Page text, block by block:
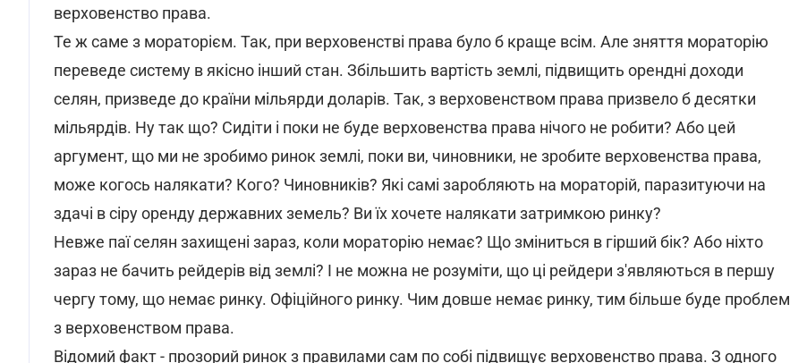
верховенство права.
Те ж саме з мораторієм. Так, при верховенстві права було б краще всім. Але зняття мораторію
переведе систему в якісно інший стан. Збільшить вартість землі, підвищить орендні доходи
селян, призведе до країни мільярди доларів. Так, з верховенством права призвело б десятки
мільярдів. Ну так що? Сидіти і поки не буде верховенства права нічого не робити? Або цей
аргумент, що ми не зробимо ринок землі, поки ви, чиновники, не зробите верховенства права,
може когось налякати? Кого? Чиновників? Які самі заробляють на мораторій, паразитуючи на
здачі в сіру оренду державних земель? Ви їх хочете налякати затримкою ринку?
Невже паї селян захищені зараз, коли мораторію немає? Що зміниться в гірший бік? Або ніхто
зараз не бачить рейдерів від землі? І не можна не розуміти, що ці рейдери з'являються в першу
чергу тому, що немає ринку. Офіційного ринку. Чим довше немає ринку, тим більше буде проблем
з верховенством права.
Відомий факт - прозорий ринок з правилами сам по собі підвищує верховенство права. З одного